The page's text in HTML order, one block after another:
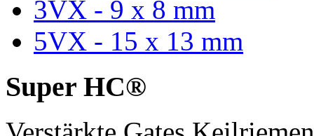
3VX - 9 x 8 mm
5VX - 15 x 13 mm
Super HC®